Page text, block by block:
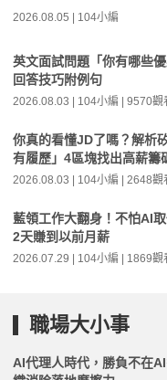
2026.08.05 | 104小編
英文面試問題「你有哪些
回答技巧附例句
2026.08.03 | 104小編 | 9570觀
你真的看懂JD了嗎？解析
有履歷」4區塊找出高薪籌
2026.08.03 | 104小編 | 2648觀
藍領工作大翻身！不怕AI
2天賺到以前月薪
2026.07.29 | 104小編 | 1869觀
職場大小事
AI代理人時代，勝負不在